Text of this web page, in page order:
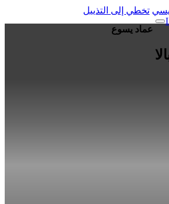
تخطي إلى التذييل
عماد يسوع